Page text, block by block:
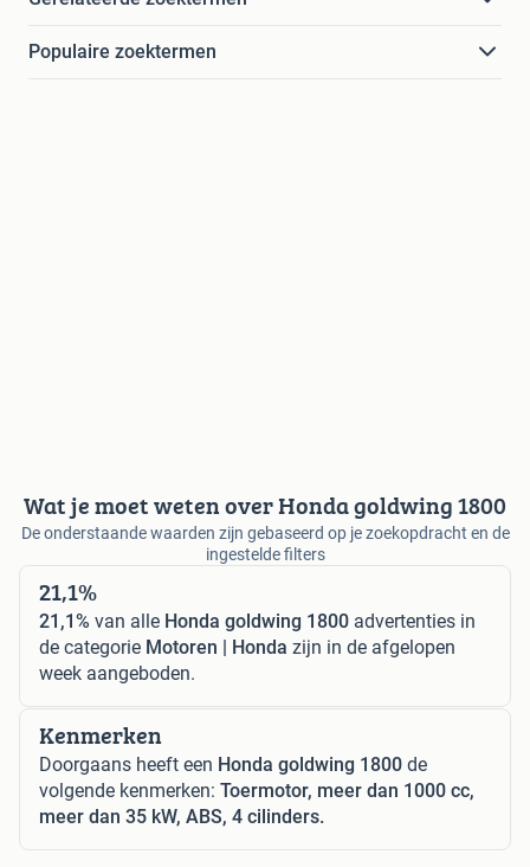
Populaire zoektermen
Wat je moet weten over Honda goldwing 1800
De onderstaande waarden zijn gebaseerd op je zoekopdracht en de
ingestelde filters
21,1%
21,1% van alle Honda goldwing 1800 advertenties in
de categorie Motoren | Honda zijn in de afgelopen
week aangeboden.
Kenmerken
Doorgaans heeft een Honda goldwing 1800 de
volgende kenmerken: Toermotor, meer dan 1000 cc,
meer dan 35 kW, ABS, 4 cilinders.